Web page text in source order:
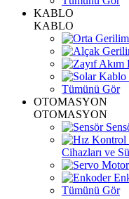
KABLO
KABLO
Tümünü Gör
OTOMASYON
OTOMASYON
Cihazları ve
Tümünü Gör